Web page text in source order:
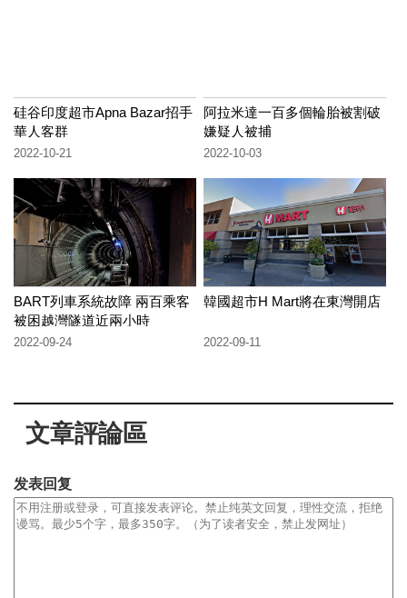
硅谷印度超市Apna Bazar招手
華人客群
2022-10-21
阿拉米達一百多個輪胎被割破
嫌疑人被捕
2022-10-03
BART列車系統故障 兩百乘客
被困越灣隧道近兩小時
2022-09-24
韓國超市H Mart將在東灣開店
2022-09-11
文章評論區
发表回复